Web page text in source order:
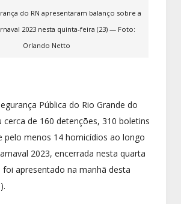
do RN apresentaram balanço sobre a
2023 nesta quinta-feira (23) — Foto:
Orlando Netto
Pública do Rio Grande do
de 160 detenções, 310 boletins
pelo menos 14 homicídios ao longo
2023, encerrada nesta quarta
foi apresentado na manhã desta